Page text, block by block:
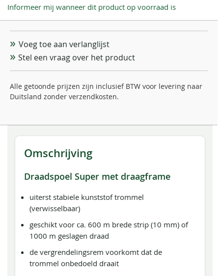
Informeer mij wanneer dit product op voorraad is
Voeg toe aan verlanglijst
Stel een vraag over het product
Alle getoonde prijzen zijn inclusief BTW voor levering naar
Duitsland zonder verzendkosten.
Omschrijving
Draadspoel Super met draagframe
uiterst stabiele kunststof trommel
(verwisselbaar)
geschikt voor ca. 600 m brede strip (10 mm) of
1000 m geslagen draad
de vergrendelingsrem voorkomt dat de
trommel onbedoeld draait